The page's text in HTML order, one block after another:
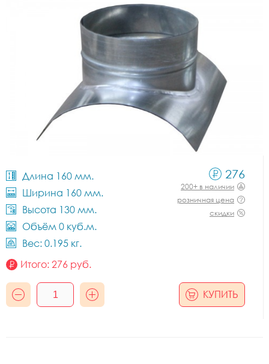
Длина 160 мм.
Ширина 160 мм.
Высота 130 мм.
Объём 0 куб.м.
Вес: 0.195 кг.
276
200+ в наличии
розничная цена
скидки
Итого: 276 руб.
КУПИТЬ